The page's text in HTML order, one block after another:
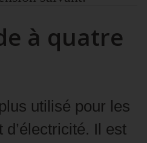
à quatre
utilisé pour les
d’électricité. Il est